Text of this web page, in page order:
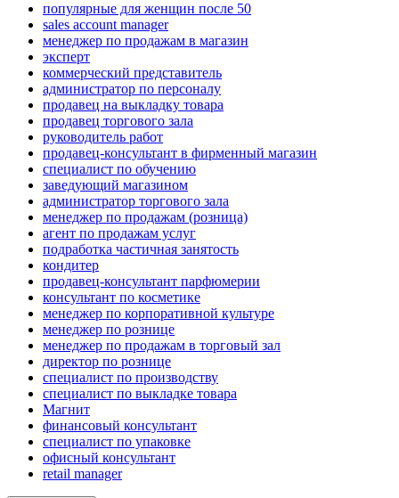
популярные для женщин после 50
sales account manager
менеджер по продажам в магазин
эксперт
коммерческий представитель
администратор по персоналу
продавец на выкладку товара
продавец торгового зала
руководитель работ
продавец-консультант в фирменный магазин
специалист по обучению
заведующий магазином
администратор торгового зала
менеджер по продажам (розница)
агент по продажам услуг
подработка частичная занятость
кондитер
продавец-консультант парфюмерии
консультант по косметике
менеджер по корпоративной культуре
менеджер по рознице
менеджер по продажам в торговый зал
директор по рознице
специалист по производству
специалист по выкладке товара
Магнит
финансовый консультант
специалист по упаковке
офисный консультант
retail manager